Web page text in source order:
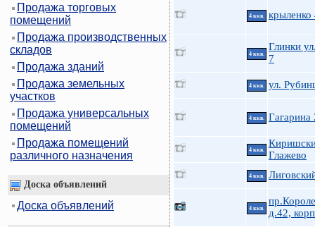
Продажа торговых
помещений
Продажа производственных
складов
Продажа зданий
Продажа земельных
участков
Продажа универсальных
помещений
Продажа помещений
различного назначения
Доска объявлений
Доска объявлений
4 ккв. крыленко
4 ккв.
Глинки
7
4 ккв. ул.
4 ккв. Гагарина
4 ккв.
Глажево
4 ккв.
4 ккв.
д.42,